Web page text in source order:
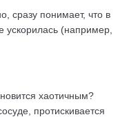
сразу понимает, что в
ускорилась (например,
хаотичным?
протискивается